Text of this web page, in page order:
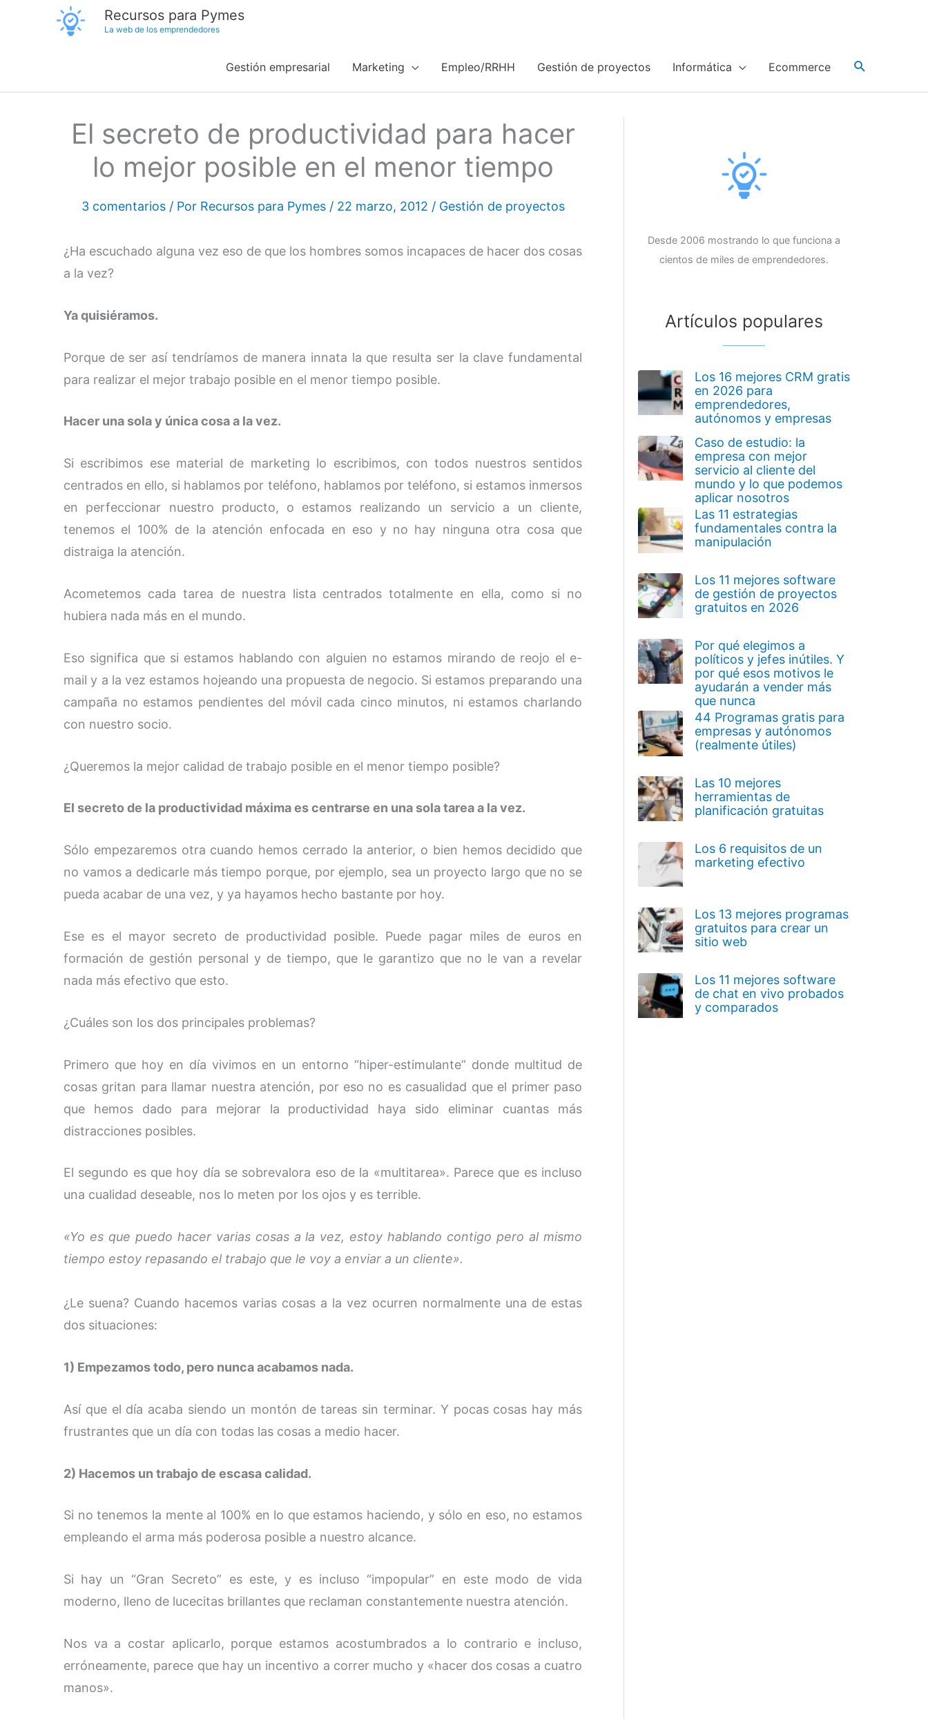
Recursos para Pymes
La web de los emprendedores
Gestión empresarial Marketing Empleo/RRHH Gestión de proyectos Informática Ecommerce
El secreto de productividad para hacer
lo mejor posible en el menor tiempo
3 comentarios / Por Recursos para Pymes / 22 marzo, 2012 / Gestión de proyectos
¿Ha escuchado alguna vez eso de que los hombres somos incapaces de hacer dos cosas
a la vez?
Ya quisiéramos.
Porque de ser así tendríamos de manera innata la que resulta ser la clave fundamental
para realizar el mejor trabajo posible en el menor tiempo posible.
Hacer una sola y única cosa a la vez.
Si escribimos ese material de marketing lo escribimos, con todos nuestros sentidos
centrados en ello, si hablamos por teléfono, hablamos por teléfono, si estamos inmersos
en perfeccionar nuestro producto, o estamos realizando un servicio a un cliente,
tenemos el 100% de la atención enfocada en eso y no hay ninguna otra cosa que
distraiga la atención.
Acometemos cada tarea de nuestra lista centrados totalmente en ella, como si no
hubiera nada más en el mundo.
Eso significa que si estamos hablando con alguien no estamos mirando de reojo el e-
mail y a la vez estamos hojeando una propuesta de negocio. Si estamos preparando una
campaña no estamos pendientes del móvil cada cinco minutos, ni estamos charlando
con nuestro socio.
¿Queremos la mejor calidad de trabajo posible en el menor tiempo posible?
El secreto de la productividad máxima es centrarse en una sola tarea a la vez.
Sólo empezaremos otra cuando hemos cerrado la anterior, o bien hemos decidido que
no vamos a dedicarle más tiempo porque, por ejemplo, sea un proyecto largo que no se
pueda acabar de una vez, y ya hayamos hecho bastante por hoy.
Ese es el mayor secreto de productividad posible. Puede pagar miles de euros en
formación de gestión personal y de tiempo, que le garantizo que no le van a revelar
nada más efectivo que esto.
¿Cuáles son los dos principales problemas?
Primero que hoy en día vivimos en un entorno “hiper-estimulante” donde multitud de
cosas gritan para llamar nuestra atención, por eso no es casualidad que el primer paso
que hemos dado para mejorar la productividad haya sido eliminar cuantas más
distracciones posibles.
El segundo es que hoy día se sobrevalora eso de la «multitarea». Parece que es incluso
una cualidad deseable, nos lo meten por los ojos y es terrible.
«Yo es que puedo hacer varias cosas a la vez, estoy hablando contigo pero al mismo
tiempo estoy repasando el trabajo que le voy a enviar a un cliente».
¿Le suena? Cuando hacemos varias cosas a la vez ocurren normalmente una de estas
dos situaciones:
1) Empezamos todo, pero nunca acabamos nada.
Así que el día acaba siendo un montón de tareas sin terminar. Y pocas cosas hay más
frustrantes que un día con todas las cosas a medio hacer.
2) Hacemos un trabajo de escasa calidad.
Si no tenemos la mente al 100% en lo que estamos haciendo, y sólo en eso, no estamos
empleando el arma más poderosa posible a nuestro alcance.
Si hay un “Gran Secreto” es este, y es incluso “impopular” en este modo de vida
moderno, lleno de lucecitas brillantes que reclaman constantemente nuestra atención.
Nos va a costar aplicarlo, porque estamos acostumbrados a lo contrario e incluso,
erróneamente, parece que hay un incentivo a correr mucho y «hacer dos cosas a cuatro
manos».
Desde 2006 mostrando lo que funciona a
cientos de miles de emprendedores.
Artículos populares
Los 16 mejores CRM gratis
en 2026 para
emprendedores,
autónomos y empresas
Caso de estudio: la
empresa con mejor
servicio al cliente del
mundo y lo que podemos
aplicar nosotros
Las 11 estrategias
fundamentales contra la
manipulación
Los 11 mejores software
de gestión de proyectos
gratuitos en 2026
Por qué elegimos a
políticos y jefes inútiles. Y
por qué esos motivos le
ayudarán a vender más
que nunca
44 Programas gratis para
empresas y autónomos
(realmente útiles)
Las 10 mejores
herramientas de
planificación gratuitas
Los 6 requisitos de un
marketing efectivo
Los 13 mejores programas
gratuitos para crear un
sitio web
Los 11 mejores software
de chat en vivo probados
y comparados